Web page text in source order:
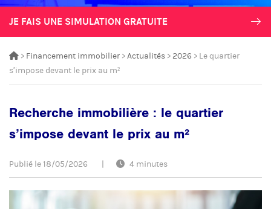
JE FAIS UNE SIMULATION GRATUITE
> Financement immobilier >Actualités > 2026 > Le quartier
s’impose devant le prix au m²
Recherche immobilière : le quartier
s’impose devant le prix au m²
Publié le18/05/2026 | 4 minutes